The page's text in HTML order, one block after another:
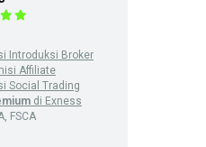
Introduksi Broker
Affiliate
Social Trading
di Exness
FSCA